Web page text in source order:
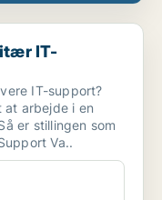
til lok...
IT-
IT-support?
at arbejde i en
er stillingen som
Va..